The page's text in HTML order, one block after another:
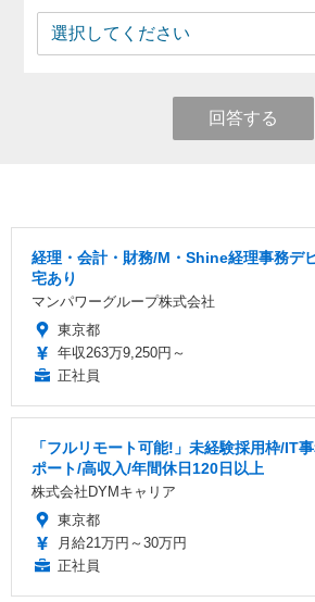
回答する
経理・会計・財務/M・Shine経理事務デ
宅あり
マンパワーグループ株式会社
東京都
年収263万9,250円～
正社員
「フルリモート可能!」未経験採用枠/IT
ポート/高収入/年間休日120日以上
株式会社DYMキャリア
東京都
月給21万円～30万円
正社員